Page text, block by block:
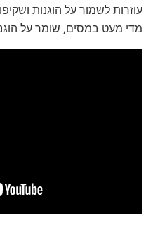
עוזרות לשמור על הוגנות
מדי מעט במסים, שומר על